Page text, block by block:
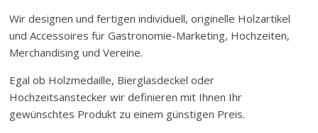
Wir designen und fertigen individuell, originelle Holzartikel
und Accessoires für Gastronomie-Marketing, Hochzeiten,
Merchandising und Vereine.
Egal ob Holzmedaille, Bierglasdeckel oder
Hochzeitsanstecker wir definieren mit Ihnen Ihr
gewünschtes Produkt zu einem günstigen Preis.